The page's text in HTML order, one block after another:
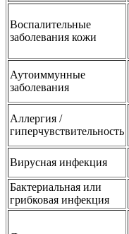
Воспалительные
заболевания кожи
Аутоиммунные
заболевания
Аллергия /
гиперчувствительность
Вирусная инфекция
Бактериальная или
грибковая инфекция